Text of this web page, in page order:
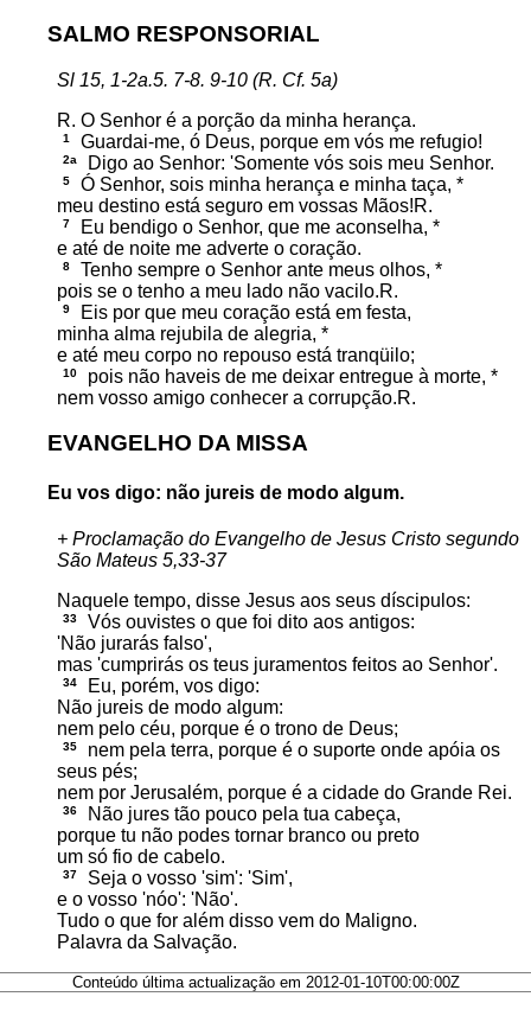
SALMO RESPONSORIAL
Sl 15, 1-2a.5. 7-8. 9-10 (R. Cf. 5a)
R. O Senhor é a porção da minha herança.
1 Guardai-me, ó Deus, porque em vós me refugio!
2a Digo ao Senhor: 'Somente vós sois meu Senhor.
5
Ó Senhor, sois minha herança e minha taça, *
meu destino está seguro em vossas Mãos!R.
7
Eu bendigo o Senhor, que me aconselha, *
e até de noite me adverte o coração.
8
Tenho sempre o Senhor ante meus olhos, *
pois se o tenho a meu lado não vacilo.R.
9
Eis por que meu coração está em festa,
minha alma rejubila de alegria, *
e até meu corpo no repouso está tranqüilo;
10
pois não haveis de me deixar entregue à morte, *
nem vosso amigo conhecer a corrupção.R.
EVANGELHO DA MISSA
Eu vos digo: não jureis de modo algum.
+ Proclamação do Evangelho de Jesus Cristo segundo
São Mateus 5,33-37
Naquele tempo, disse Jesus aos seus díscipulos:
33
Vós ouvistes o que foi dito aos antigos:
'Não jurarás falso',
mas 'cumprirás os teus juramentos feitos ao Senhor'.
34
Eu, porém, vos digo:
Não jureis de modo algum:
nem pelo céu, porque é o trono de Deus;
35
nem pela terra, porque é o suporte onde apóia os
seus pés;
nem por Jerusalém, porque é a cidade do Grande Rei.
36
Não jures tão pouco pela tua cabeça,
porque tu não podes tornar branco ou preto
um só fio de cabelo.
37
Seja o vosso 'sim': 'Sim',
e o vosso 'nóo': 'Não'.
Tudo o que for além disso vem do Maligno.
Palavra da Salvação.
Conteúdo última actualização em 2012-01-10T00:00:00Z